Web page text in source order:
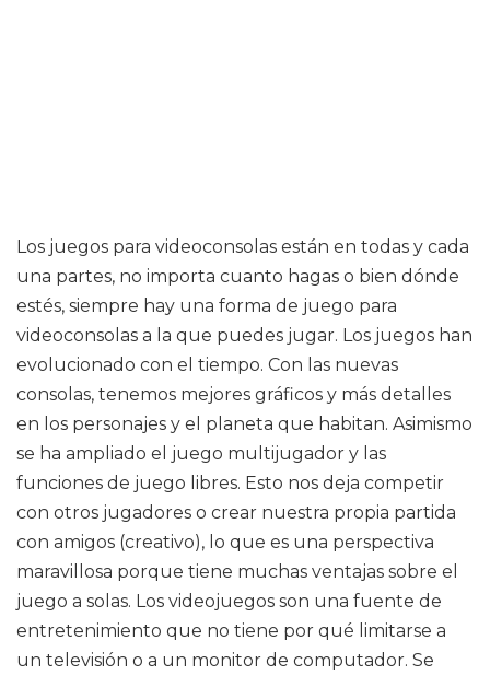
Los juegos para videoconsolas están en todas y cada
una partes, no importa cuanto hagas o bien dónde
estés, siempre hay una forma de juego para
videoconsolas a la que puedes jugar. Los juegos han
evolucionado con el tiempo. Con las nuevas
consolas, tenemos mejores gráficos y más detalles
en los personajes y el planeta que habitan. Asimismo
se ha ampliado el juego multijugador y las
funciones de juego libres. Esto nos deja competir
con otros jugadores o crear nuestra propia partida
con amigos (creativo), lo que es una perspectiva
maravillosa porque tiene muchas ventajas sobre el
juego a solas. Los videojuegos son una fuente de
entretenimiento que no tiene por qué limitarse a
un televisión o a un monitor de computador. Se